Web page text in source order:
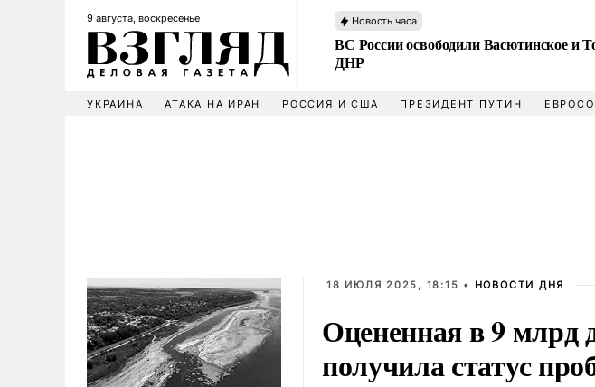
9 августа, воскресенье Новость часа
ВС России освободили Васютинское и
ДНР
УКРАИНА АТАКА НА ИРАН РОССИЯ И США ПРЕЗИДЕНТ ПУТИН
18 ИЮЛЯ 2025, 18:15 • НОВОСТИ ДНЯ
Оцененная в 9 млрд
получила статус